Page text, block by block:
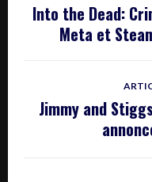
Into the Dead:
Meta et
Jimmy and